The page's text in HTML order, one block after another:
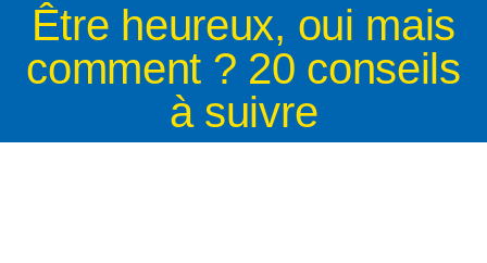
Être heureux, oui mais
comment ? 20 conseils
à suivre